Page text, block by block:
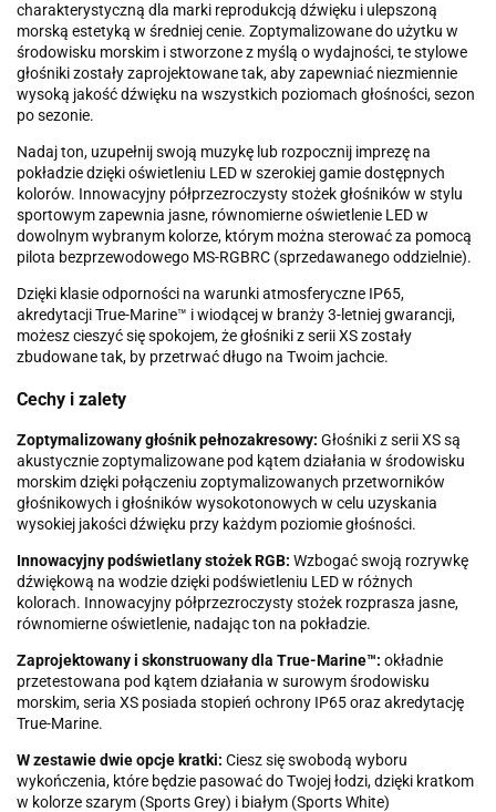
charakterystyczną dla marki reprodukcją dźwięku i ulepszoną
morską estetyką w średniej cenie. Zoptymalizowane do użytku w
środowisku morskim i stworzone z myślą o wydajności, te stylowe
głośniki zostały zaprojektowane tak, aby zapewniać niezmiennie
wysoką jakość dźwięku na wszystkich poziomach głośności, sezon
po sezonie.
Nadaj ton, uzupełnij swoją muzykę lub rozpocznij imprezę na
pokładzie dzięki oświetleniu LED w szerokiej gamie dostępnych
kolorów. Innowacyjny półprzezroczysty stożek głośników w stylu
sportowym zapewnia jasne, równomierne oświetlenie LED w
dowolnym wybranym kolorze, którym można sterować za pomocą
pilota bezprzewodowego MS-RGBRC (sprzedawanego oddzielnie).
Dzięki klasie odporności na warunki atmosferyczne IP65,
akredytacji True-Marine™ i wiodącej w branży 3-letniej gwarancji,
możesz cieszyć się spokojem, że głośniki z serii XS zostały
zbudowane tak, by przetrwać długo na Twoim jachcie.
Cechy i zalety
Zoptymalizowany głośnik pełnozakresowy: Głośniki z serii XS są
akustycznie zoptymalizowane pod kątem działania w środowisku
morskim dzięki połączeniu zoptymalizowanych przetworników
głośnikowych i głośników wysokotonowych w celu uzyskania
wysokiej jakości dźwięku przy każdym poziomie głośności.
Innowacyjny podświetlany stożek RGB: Wzbogać swoją rozrywkę
dźwiękową na wodzie dzięki podświetleniu LED w różnych
kolorach. Innowacyjny półprzezroczysty stożek rozprasza jasne,
równomierne oświetlenie, nadając ton na pokładzie.
Zaprojektowany i skonstruowany dla True-Marine™: okładnie
przetestowana pod kątem działania w surowym środowisku
morskim, seria XS posiada stopień ochrony IP65 oraz akredytację
True-Marine.
W zestawie dwie opcje kratki: Ciesz się swobodą wyboru
wykończenia, które będzie pasować do Twojej łodzi, dzięki kratkom
w kolorze szarym (Sports Grey) i białym (Sports White)